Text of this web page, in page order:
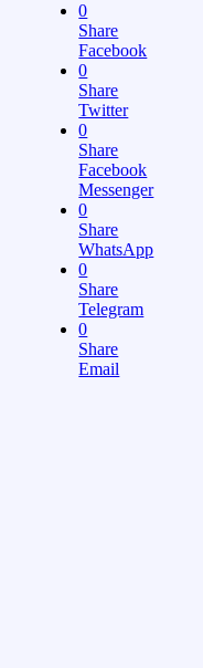
0
Share
Facebook
0
Share
Twitter
0
Share
Facebook
Messenger
0
Share
WhatsApp
0
Share
Telegram
0
Share
Email